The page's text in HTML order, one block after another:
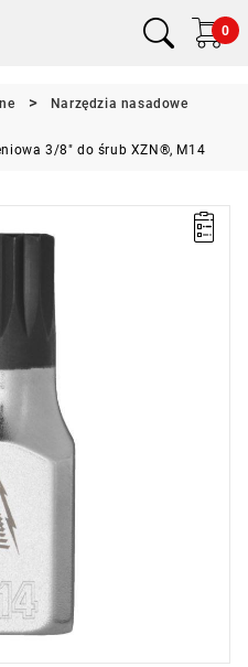
0
Narzędzia nasadowe
3/8" do śrub XZN®, M14